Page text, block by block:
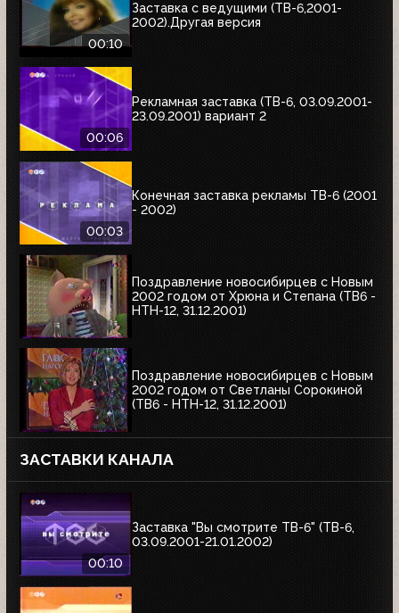
00:10
Заставка с ведущими (ТВ-6,2001-
2002).Другая версия
00:06
Рекламная заставка (ТВ-6, 03.09.2001-
23.09.2001) вариант 2
00:03
Конечная заставка рекламы ТВ-6 (2001
- 2002)
Поздравление новосибирцев с Новым
2002 годом от Хрюна и Степана (ТВ6 -
НТН-12, 31.12.2001)
Поздравление новосибирцев с Новым
2002 годом от Светланы Сорокиной
(ТВ6 - НТН-12, 31.12.2001)
ЗАСТАВКИ КАНАЛА
00:10
Заставка "Вы смотрите ТВ-6" (ТВ-6,
03.09.2001-21.01.2002)